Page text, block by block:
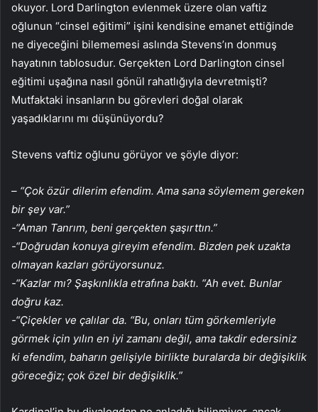
okuyor. Lord Darlington evlenmek üzere olan vaftiz
oğlunun “cinsel eğitimi” işini kendisine emanet ettiğinde
ne diyeceğini bilememesi aslında Stevens’ın donmuş
hayatının tablosudur. Gerçekten Lord Darlington cinsel
eğitimi uşağına nasıl gönül rahatlığıyla devretmişti?
Mutfaktaki insanların bu görevleri doğal olarak
yaşadıklarını mı düşünüyordu?
Stevens vaftiz oğlunu görüyor ve şöyle diyor:
– “Çok özür dilerim efendim. Ama sana söylemem gereken
bir şey var.”
-“Aman Tanrım, beni gerçekten şaşırttın.”
-“Doğrudan konuya gireyim efendim. Bizden pek uzakta
olmayan kazları görüyorsunuz.
-“Kazlar mı? Şaşkınlıkla etrafına baktı. “Ah evet. Bunlar
doğru kaz.
-“Çiçekler ve çalılar da. “Bu, onları tüm görkemleriyle
görmek için yılın en iyi zamanı değil, ama takdir edersiniz
ki efendim, baharın gelişiyle birlikte buralarda bir değişiklik
göreceğiz; çok özel bir değişiklik.”